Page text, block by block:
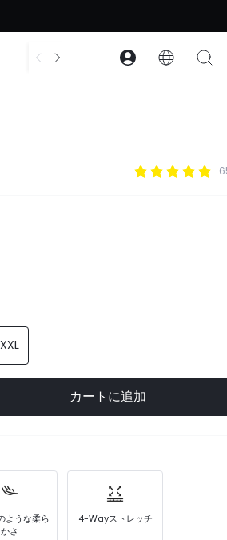
アクセサリー コレクション
XXL
カートに追加
ような柔ら
かさ
4-Wayストレッチ